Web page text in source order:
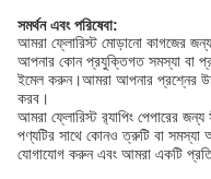
সমর্থন এবং পরিষেবা:
আমরা ফ্লোরিস্ট মোড়ানো কাগজের
আপনার কোন প্রযুক্তিগত সমস্যা
ইমেল করুন।আমরা আপনার প্রশ্নের
করব।
আমরা ফ্লোরিস্ট র‌্যাপিং পেপারের
পণ্যটির সাথে কোনও ত্রুটি বা
যোগাযোগ করুন এবং আমরা একটি